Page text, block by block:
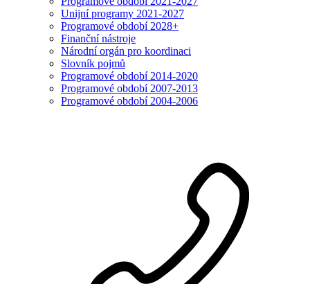
Unijní programy 2021-2027
Programové období 2028+
Finanční nástroje
Národní orgán pro koordinaci
Slovník pojmů
Programové období 2014-2020
Programové období 2007-2013
Programové období 2004-2006